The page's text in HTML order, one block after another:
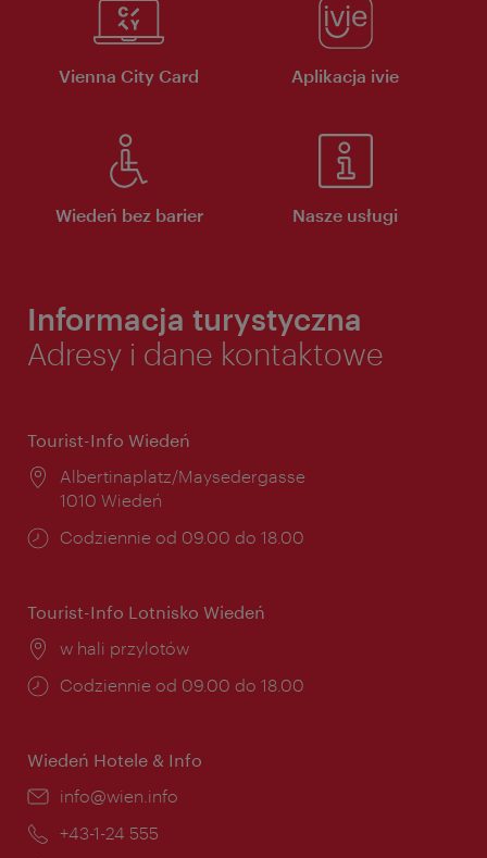
Vienna City Card Aplikacja ivie
Wiedeń bez barier Nasze usługi
Informacja turystyczna
Adresy i dane kontaktowe
Tourist-Info Wiedeń
Miejsce:
Albertinaplatz/Maysedergasse
1010 Wiedeń
Godziny
Codziennie od 09.00 do 18.00
Tourist-Info Lotnisko Wiedeń
Miejsce:
w hali przylotów
Godziny
Codziennie od 09.00 do 18.00
Wiedeń Hotele & Info
E-
info@wien.info
Telefon:
+43-1-24 555